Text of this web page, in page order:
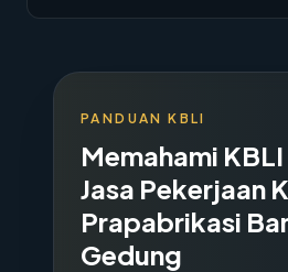
PANDUAN KBLI
Memahami KBLI
Jasa Pekerjaan
Prapabrikasi
Gedung